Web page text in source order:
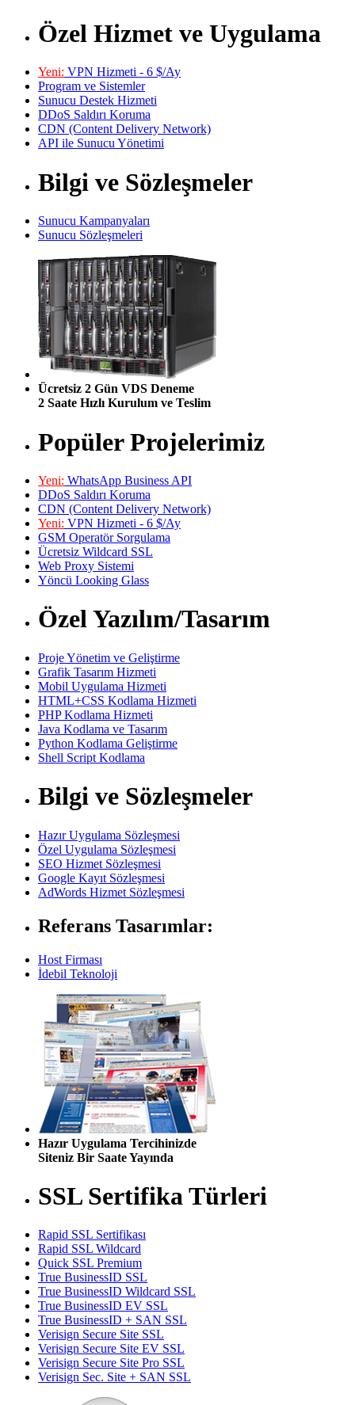
Özel Hizmet ve Uygulama
Yeni: VPN Hizmeti - 6 $/Ay
Program ve Sistemler
Sunucu Destek Hizmeti
DDoS Saldırı Koruma
CDN (Content Delivery Network)
API ile Sunucu Yönetimi
Bilgi ve Sözleşmeler
Sunucu Kampanyaları
Sunucu Sözleşmeleri
Ücretsiz 2 Gün VDS Deneme
2 Saate Hızlı Kurulum ve Teslim
Popüler Projelerimiz
Yeni: WhatsApp Business API
DDoS Saldırı Koruma
CDN (Content Delivery Network)
Yeni: VPN Hizmeti - 6 $/Ay
GSM Operatör Sorgulama
Ücretsiz Wildcard SSL
Web Proxy Sistemi
Yöncü Looking Glass
Özel Yazılım/Tasarım
Proje Yönetim ve Geliştirme
Grafik Tasarım Hizmeti
Mobil Uygulama Hizmeti
HTML+CSS Kodlama Hizmeti
PHP Kodlama Hizmeti
Java Kodlama ve Tasarım
Python Kodlama Geliştirme
Shell Script Kodlama
Bilgi ve Sözleşmeler
Hazır Uygulama Sözleşmesi
Özel Uygulama Sözleşmesi
SEO Hizmet Sözleşmesi
Google Kayıt Sözleşmesi
AdWords Hizmet Sözleşmesi
Referans Tasarımlar:
Host Firması
İdebil Teknoloji
Hazır Uygulama Tercihinizde
Siteniz Bir Saate Yayında
SSL Sertifika Türleri
Rapid SSL Sertifikası
Rapid SSL Wildcard
Quick SSL Premium
True BusinessID SSL
True BusinessID Wildcard SSL
True BusinessID EV SSL
True BusinessID + SAN SSL
Verisign Secure Site SSL
Verisign Secure Site EV SSL
Verisign Secure Site Pro SSL
Verisign Sec. Site + SAN SSL